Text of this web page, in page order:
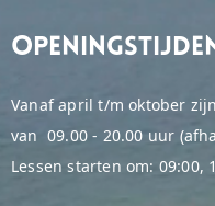
Vanaf april t/m oktober
van 09.00 - 20.00 uur
Lessen starten om: 09:00,